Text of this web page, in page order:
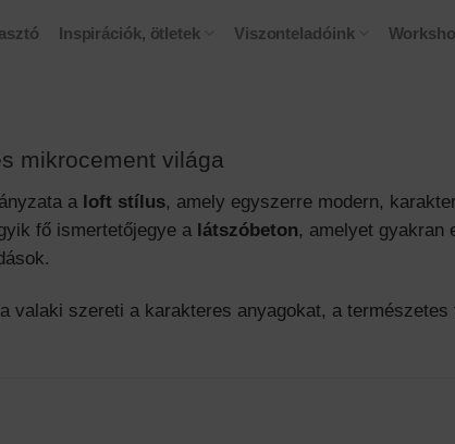
Inspirációk, ötletek Viszonteladóink
mikrocement világa
a loft stílus, amely egyszerre modern,
fő ismertetőjegye a látszóbeton, amelyet gyakran
valaki szereti a karakteres anyagokat, a